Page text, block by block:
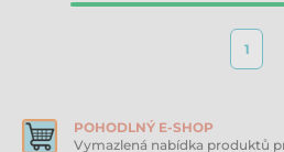
1
POHODLNÝ E-SHOP
Vymazlená nabídka produktů